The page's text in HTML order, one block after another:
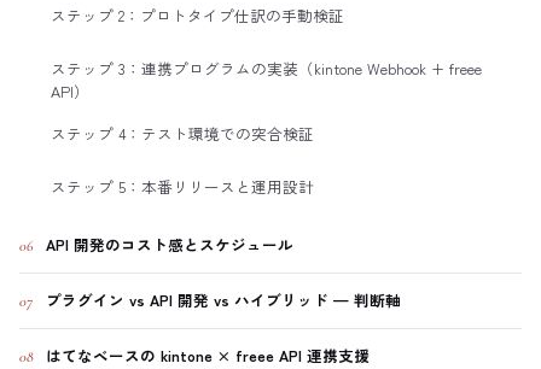
ステップ 2：プロトタイプ仕訳の手動検証
ステップ 3：連携プログラムの実装（kintone Webhook + freee
API）
ステップ 4：テスト環境での突合検証
ステップ 5：本番リリースと運用設計
06 API 開発のコスト感とスケジュール
07 プラグイン vs API 開発 vs ハイブリッド — 判断軸
08 はてなベースの kintone × freee API 連携支援